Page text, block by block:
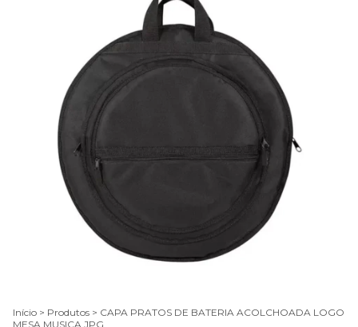
Início > Produtos > CAPA PRATOS DE BATERIA ACOLCHOADA LOGO
MESA MUSICA JPG